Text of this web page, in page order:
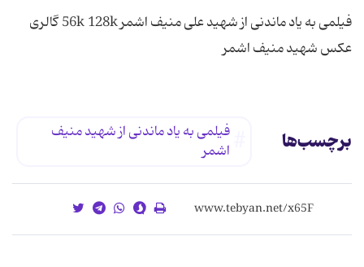
فیلمی به یاد ماندنی از شهید علی منیف اشمر 56k 128k گالری
عكس شهید منیف اشمر
برچسب‌ها
فیلمی به یاد ماندنی از شهید منیف
اشمر